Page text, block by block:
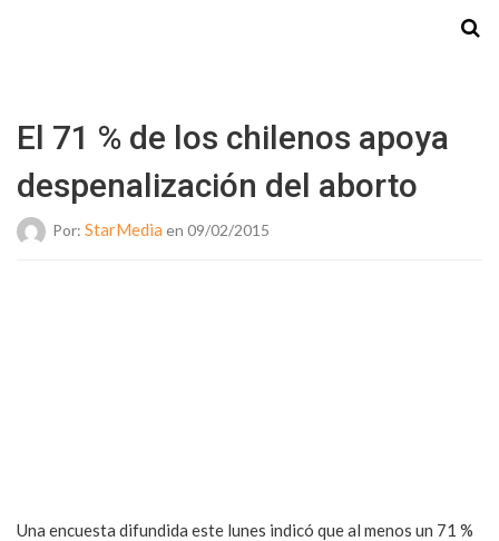
El 71 % de los chilenos apoya
despenalización del aborto
Por: StarMedia en 09/02/2015
Una encuesta difundida este lunes indicó que al menos un 71 %